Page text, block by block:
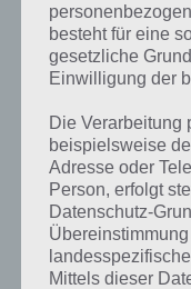
besteht für eine
gesetzliche
Einwilligung der
Die Verarbeitung
beispielsweise
Adresse oder
Person, erfolgt
Datenschutz-
Mittels dieser